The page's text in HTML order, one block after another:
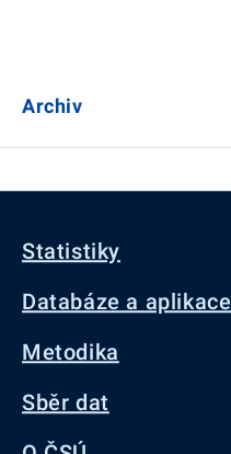
Archiv
Statistiky
Databáze a aplikace
Metodika
Sběr dat